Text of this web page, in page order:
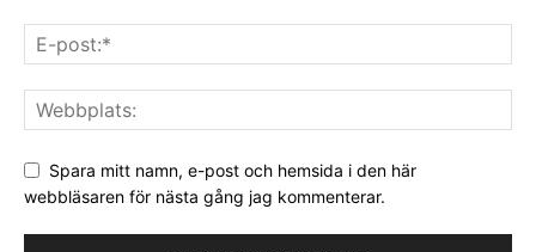
Spara mitt namn, e-post och hemsida i den här
webbläsaren för nästa gång jag kommenterar.